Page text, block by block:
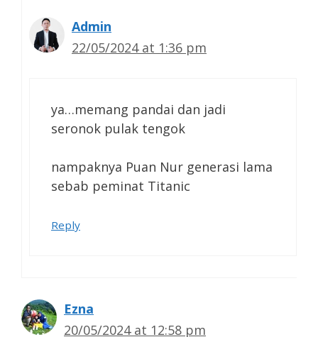
Admin
22/05/2024 at 1:36 pm
ya…memang pandai dan jadi
seronok pulak tengok
nampaknya Puan Nur generasi lama
sebab peminat Titanic
Reply
Ezna
20/05/2024 at 12:58 pm